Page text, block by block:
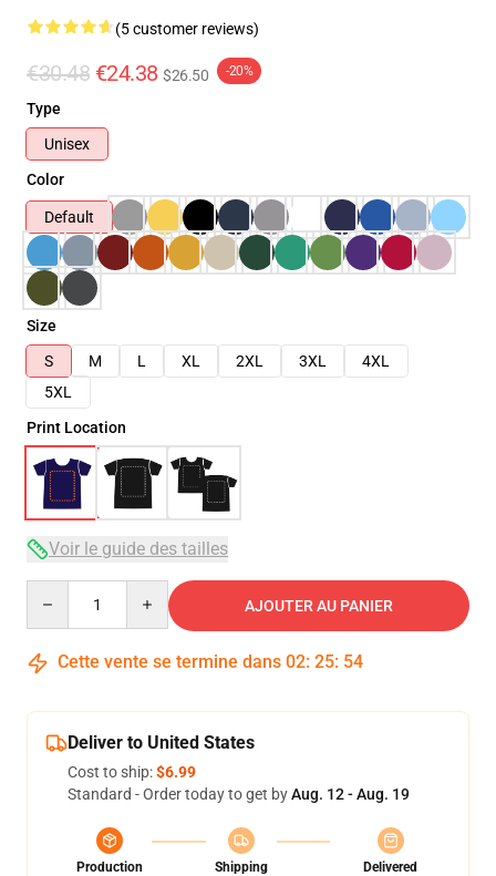
(5 customer reviews)
€30.48 €24.38 $26.50 -20%
Type
Unisex
Color
Default
Size
S
M L XL 2XL 3XL
4XL
5XL
Print Location
Voir le guide des tailles
AJOUTER AU PANIER
Cette vente se termine dans 02: 25: 54
Deliver to United States
Cost to ship:$6.99
Standard - Order today to get byAug. 12 - Aug. 19
Production
Shipping
Delivered